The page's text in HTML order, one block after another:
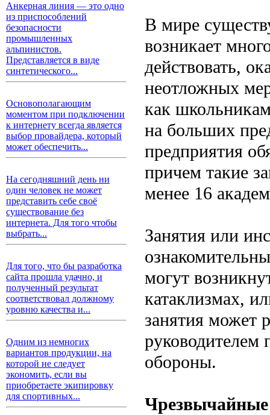
Анкерная линия — это одно
из приспособлений
безопасности
промышленных
альпинистов.
Представляется в виде
синтетического...
Основополагающим
моментом при подключении
к интернету всегда является
выбор провайдера, который
может обеспечить...
На сегодняшний день ни
один человек не может
представить себе своё
существование без
интернета. Для того чтобы
выбрать...
Для того, что бы разработка
сайта прошла удачно, и
полученный результат
соответствовал должному
уровню качества и...
Одним из немногих
вариантов продукции, на
которой не следует
экономить, если вы
приобретаете экипировку
для спортивных...
В мире
возникает
действовать,
неотложных
как
на больших
предприятия
причем такие
менее 16
Занятия или
могут
катаклизмах,
занятия может
руководителем
обороны.